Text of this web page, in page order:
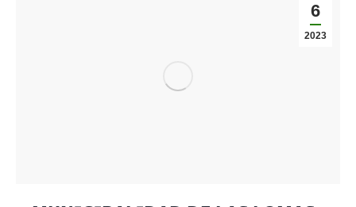
6
2023